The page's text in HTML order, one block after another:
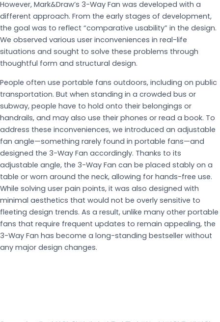
However, Mark&Draw’s 3-Way Fan was developed with a
different approach. From the early stages of development,
the goal was to reflect “comparative usability” in the design.
We observed various user inconveniences in real-life
situations and sought to solve these problems through
thoughtful form and structural design.
People often use portable fans outdoors, including on public
transportation. But when standing in a crowded bus or
subway, people have to hold onto their belongings or
handrails, and may also use their phones or read a book. To
address these inconveniences, we introduced an adjustable
fan angle—something rarely found in portable fans—and
designed the 3-Way Fan accordingly. Thanks to its
adjustable angle, the 3-Way Fan can be placed stably on a
table or worn around the neck, allowing for hands-free use.
While solving user pain points, it was also designed with
minimal aesthetics that would not be overly sensitive to
fleeting design trends. As a result, unlike many other portable
fans that require frequent updates to remain appealing, the
3-Way Fan has become a long-standing bestseller without
any major design changes.